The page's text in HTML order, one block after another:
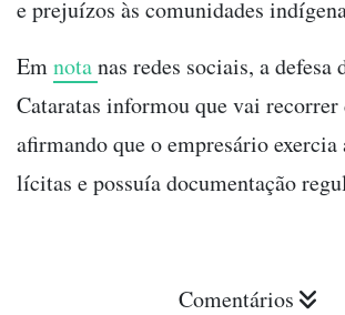
e prejuízos às comunidades
Emnotanas redes sociais, a defesa
Cataratas informou que vai recorrer
afirmando que o empresário
lícitas e possuía documentação
Comentários